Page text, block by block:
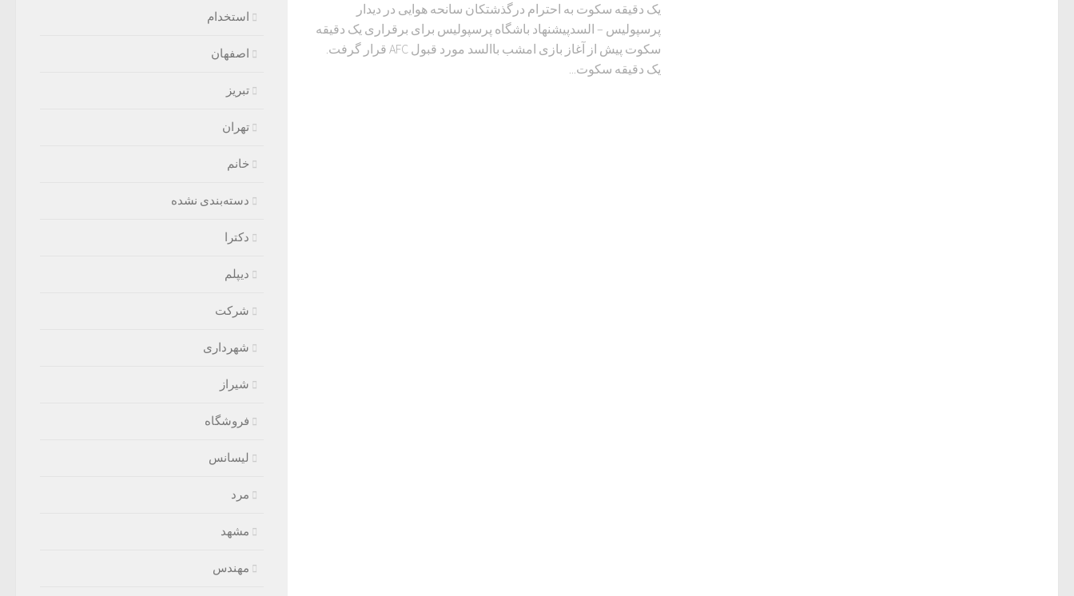
یک دقیقه سکوت به احترام درگذشتکان سانحه هوایی در دیدار
پرسپولیس – السدپیشنهاد باشگاه پرسپولیس برای برقراری یک دقیقه
سکوت پیش از آغاز بازی امشب باالسد مورد قبول AFC قرار گرفت.
یک دقیقه سکوت...
استخدام
اصفهان
تبریز
تهران
خانم
دسته‌بندی نشده
دکترا
دیپلم
شرکت
شهرداری
شیراز
فروشگاه
لیسانس
مرد
مشهد
مهندس